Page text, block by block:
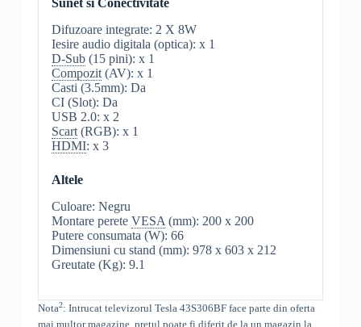
Sunet si Conectivitate
Difuzoare integrate: 2 X 8W
Iesire audio digitala (optica): x 1
D-Sub(15 pini): x 1
Compozit(AV): x 1
Casti (3.5mm): Da
CI (Slot): Da
USB 2.0: x 2
Scart(RGB): x 1
HDMI: x 3
Altele
Culoare: Negru
Montare perete VESA (mm): 200 x 200
Putere consumata (W): 66
Dimensiuni cu stand (mm): 978 x 603 x 212
Greutate (Kg): 9.1
Nota2: Intrucat televizorul Tesla 43S306BFface parte din oferta
mai multor magazine, pretul poate fi diferit de la un magazin la